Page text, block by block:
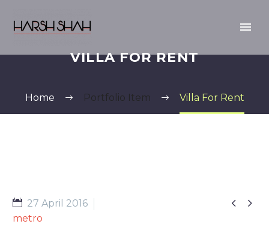
VILLA FOR RENT
Home Portfolio Item Villa For Rent
 
27 April 2016
metro